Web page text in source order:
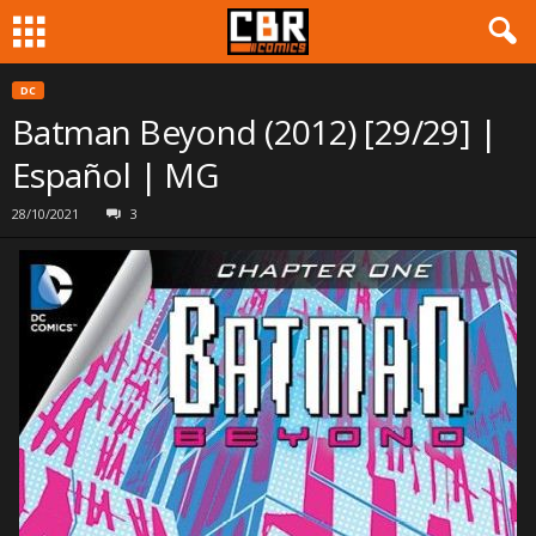
DC
Batman Beyond (2012) [29/29] |
Español | MG
28/10/2021 3